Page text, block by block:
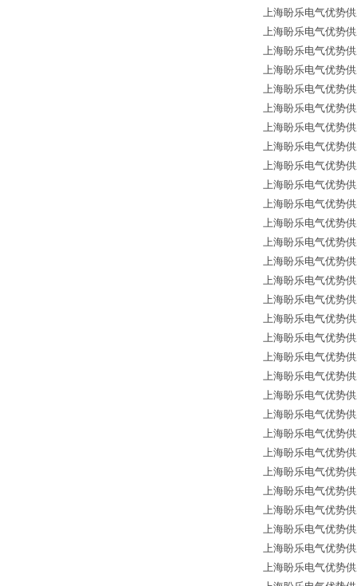
上海盼乐电气优势
上海盼乐电气优势
上海盼乐电气优势
上海盼乐电气优势
上海盼乐电气优势
上海盼乐电气优势
上海盼乐电气优势
上海盼乐电气优势
上海盼乐电气优势
上海盼乐电气优势
上海盼乐电气优势
上海盼乐电气优势
上海盼乐电气优势
上海盼乐电气优势
上海盼乐电气优势
上海盼乐电气优势
上海盼乐电气优势
上海盼乐电气优势
上海盼乐电气优势
上海盼乐电气优势
上海盼乐电气优势
上海盼乐电气优势
上海盼乐电气优势
上海盼乐电气优势
上海盼乐电气优势
上海盼乐电气优势
上海盼乐电气优势
上海盼乐电气优势
上海盼乐电气优势
上海盼乐电气优势